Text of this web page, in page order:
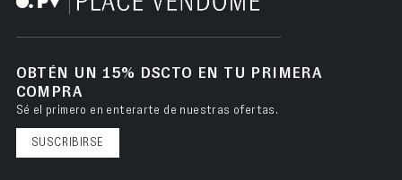
OBTÉN UN 15% DSCTO EN TU PRIMERA
COMPRA
Sé el primero en enterarte de nuestras ofertas.
SUSCRIBIRSE